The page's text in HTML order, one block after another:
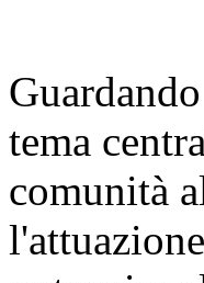
tema
comunità